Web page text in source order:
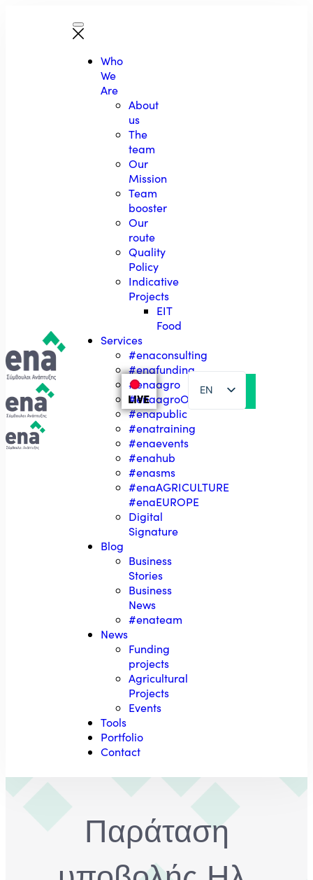
Who
We
Are
About
us
The
team
Our
Mission
Team
booster
Our
route
Quality
Policy
Indicative
Projects
EIT
Food
Services
#enaconsulting
#enafunding
#enaagro
#enaagroOSDE
#enapublic
#enatraining
#enaevents
#enahub
#enasms
#enaAGRICULTURΕ
#enaEUROPE
Digital
Signature
Blog
Business
Stories
Business
News
#enateam
News
Funding
projects
Agricultural
Projects
Events
Tools
Portfolio
Contact
LIVE
EN
EL
Παράταση